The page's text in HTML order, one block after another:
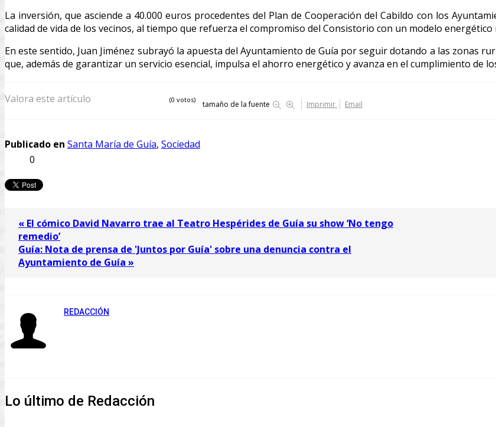
La inversión, que asciende a 40.000 euros procedentes del Plan de Cooperación del Cabildo con los
calidad de vida de los vecinos, al tiempo que refuerza el compromiso del Consistorio con un modelo
En este sentido, Juan Jiménez subrayó la apuesta del Ayuntamiento de Guía por seguir dotando a las zonas
que, además de garantizar un servicio esencial, impulsa el ahorro energético y avanza en el cumplimiento de
Valora este artículo (0 votos) tamaño de la fuente Imprimir Email
Publicado en Santa María de Guía, Sociedad
0
« El cómico David Navarro trae al Teatro Hespérides de Guía su show ‘No tengo
remedio’
Guía: Nota de prensa de 'Juntos por Guía' sobre una denuncia contra el
Ayuntamiento de Guía »
REDACCIÓN
Lo último de Redacción